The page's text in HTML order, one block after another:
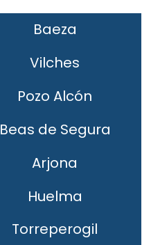
Baeza
Vilches
Pozo Alcón
Beas de Segura
Arjona
Huelma
Torreperogil